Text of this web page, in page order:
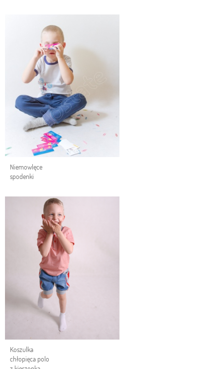
Niemowlęce
spodenki
Koszulka
chłopięca polo